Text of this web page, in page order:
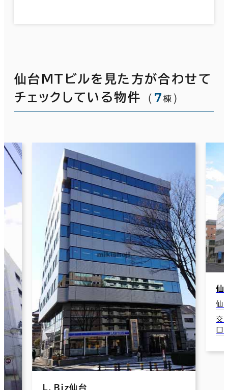
仙台ＭＴビルを見た方が合わせて
チェックしている物件
（ 7 棟 ）
仙台ＭＴビルＳＯＵＴＨ
仙台市宮城野区榴岡4-3-10
交通：宮城野通駅(仙台市営東西線) 北1
口 4分